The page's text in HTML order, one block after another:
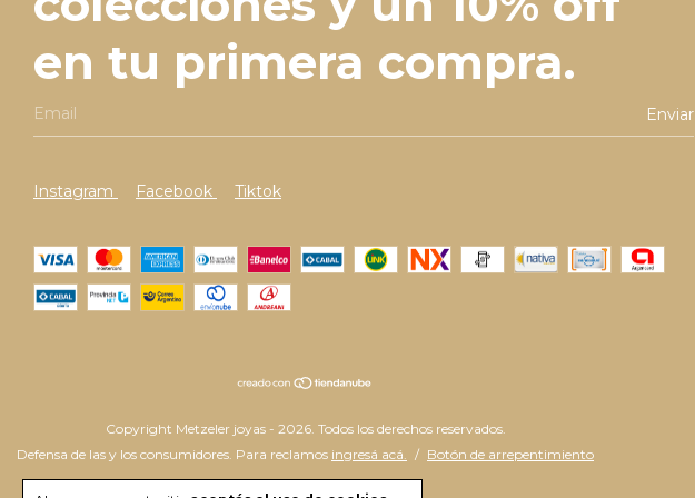
en tu primera compra.
Instagram Facebook Tiktok
Copyright Metzeler joyas - 2026. Todos los derechos reservados.
Defensa de las y los consumidores. Para reclamos ingresá acá. / Botón de arrepentimiento